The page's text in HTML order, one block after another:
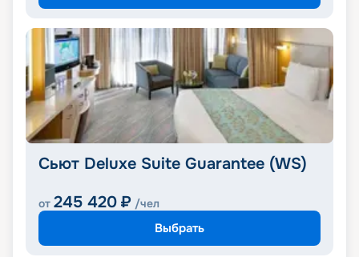
Сьют Deluxe Suite Guarantee (WS)
от 245 420 ₽ /чел
Выбрать